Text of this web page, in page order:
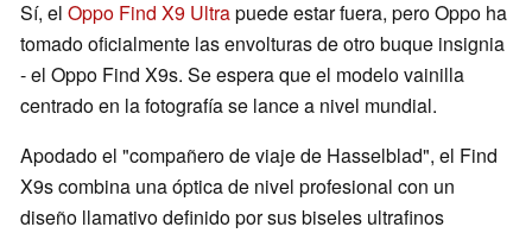
Sí, el Oppo Find X9 Ultrapuede estar fuera, pero Oppo ha
tomado oficialmente las envolturas de otro buque insignia
- el Oppo Find X9s. Se espera que el modelo vainilla
centrado en la fotografía se lance a nivel mundial.
Apodado el "compañero de viaje de Hasselblad", el Find
X9s combina una óptica de nivel profesional con un
diseño llamativo definido por sus biseles ultrafinos